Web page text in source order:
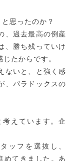
思ったのか？
、過去最高の倒産
、勝ち残っていけ
たからです。
ないと、と強く感
、パラドックスの
えています。企
ッフを選抜し、
めてきました。あ